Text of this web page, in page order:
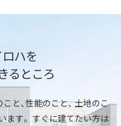
ハを
るところ
と、性能のこと、土地のこ
ます。 すぐに建てたい方は